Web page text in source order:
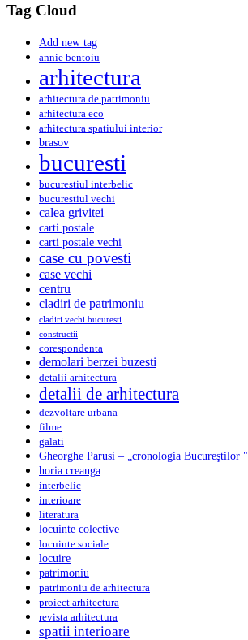
Tag Cloud
Add new tag
annie bentoiu
arhitectura
arhitectura de patrimoniu
arhitectura eco
arhitectura spatiului interior
brasov
bucuresti
bucurestiul interbelic
bucurestiul vechi
calea grivitei
carti postale
carti postale vechi
case cu povesti
case vechi
centru
cladiri de patrimoniu
cladiri vechi bucuresti
constructii
corespondenta
demolari berzei buzesti
detalii arhitectura
detalii de arhitectura
dezvoltare urbana
filme
galati
Gheorghe Parusi – „cronologia Bucureştilor "
horia creanga
interbelic
interioare
literatura
locuinte colective
locuinte sociale
locuire
patrimoniu
patrimoniu de arhitectura
proiect arhitectura
revista arhitectura
spatii interioare